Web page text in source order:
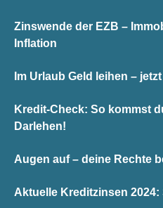
Zinswende der EZB –
Inflation
Im Urlaub Geld leihen –
Kredit-Check: So kommst
Darlehen!
Augen auf – deine Rechte
Aktuelle Kreditzinsen